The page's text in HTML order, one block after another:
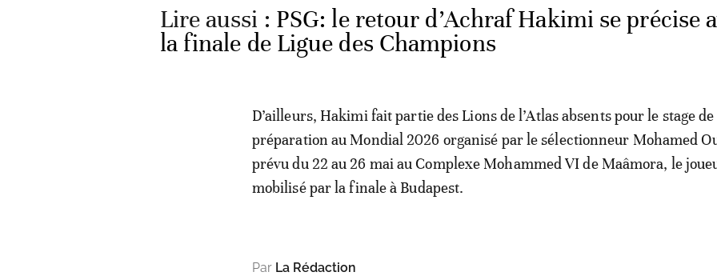
Lire aussi : PSG: le retour d’Achraf Hakimi se précise
la finale de Ligue des Champions
D’ailleurs, Hakimi fait partie des Lions de l’Atlas absents pour le stage de
préparation au Mondial 2026 organisé par le sélectionneur Mohamed
prévu du 22 au 26 mai au Complexe Mohammed VI de Maâmora, le
mobilisé par la finale à Budapest.
Par La Rédaction